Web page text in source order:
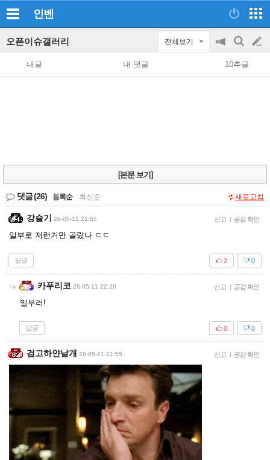
인벤
오픈이슈갤러리 전체보기
공
지
on/off
검
색
글
쓰
내글 내 댓글 10추글
[본문 보기]
댓글(26) 등록순 최신순 새로고침
강슬기 26-05-11 21:55 신고 | 공감 확인
일부로 저런거만 골랐나 ㄷㄷ
답글 0
2
카푸리코 26-05-11 22:26 신고 | 공감 확인
일부러!
답글 0
0
검고하얀날개 26-05-11 21:55 신고 | 공감 확인